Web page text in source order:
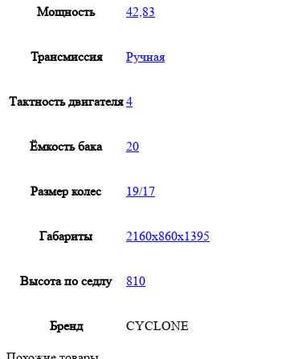
Мощность 42,83
Трансмиссия Ручная
Тактность двигателя 4
Ёмкость бака 20
Размер колес 19/17
Габариты 2160x860x1395
Высота по седлу 810
Бренд CYCLONE